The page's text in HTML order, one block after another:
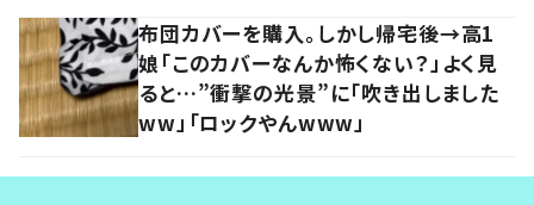
布団カバーを購入。しかし帰宅後→高1
娘「このカバーなんか怖くない？」よく見
ると…”衝撃の光景”に「吹き出しました
ww」「ロックやんwww」